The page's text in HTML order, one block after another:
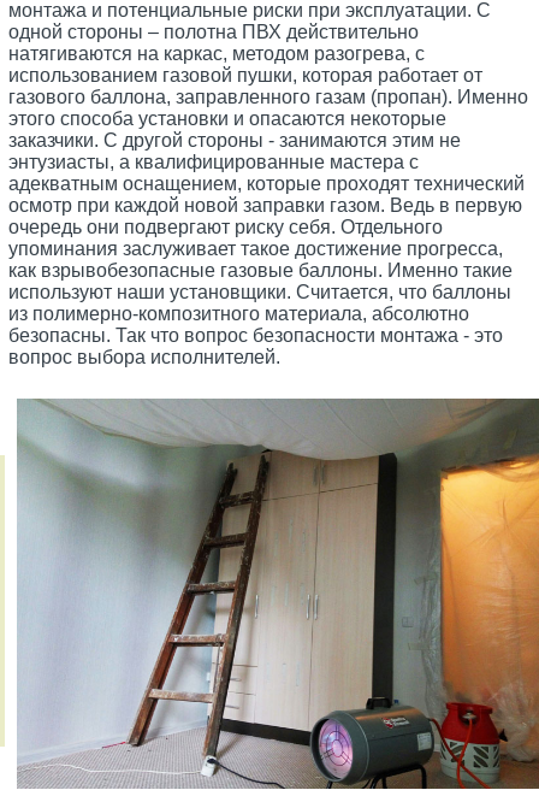
монтажа и потенциальные риски при эксплуатации. С
одной стороны – полотна ПВХ действительно
натягиваются на каркас, методом разогрева, с
использованием газовой пушки, которая работает от
газового баллона, заправленного газам (пропан). Именно
этого способа установки и опасаются некоторые
заказчики. С другой стороны - занимаются этим не
энтузиасты, а квалифицированные мастера с
адекватным оснащением, которые проходят технический
осмотр при каждой новой заправки газом. Ведь в первую
очередь они подвергают риску себя. Отдельного
упоминания заслуживает такое достижение прогресса,
как взрывобезопасные газовые баллоны. Именно такие
используют наши установщики. Считается, что баллоны
из полимерно-композитного материала, абсолютно
безопасны. Так что вопрос безопасности монтажа - это
вопрос выбора исполнителей.